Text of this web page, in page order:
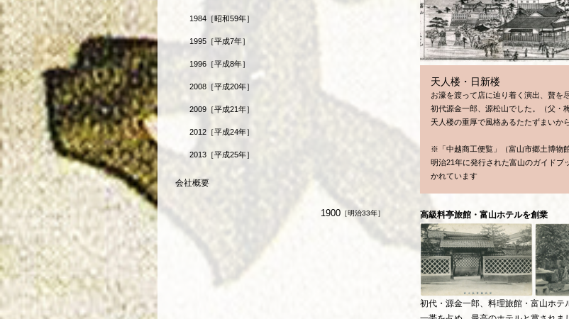
天人楼・日新楼
お濠を渡って店に辿り着く演出、贅を
初代源金一郎、源松山でした。（父・
天人楼の重厚で風格あるたたずまいか
※「中越商工便覧」（富山市郷土博物
明治21年に発行された富山のガイドブ
かれています
1900 ［明治33年］ 高級料亭旅館・富山ホテルを創業
初代・源金一郎、料理旅館・富山ホ
1984 ［昭和59年］
1995 ［平成7年］
1996 ［平成8年］
2008 ［平成20年］
2009 ［平成21年］
2012 ［平成24年］
2013 ［平成25年］
会社概要